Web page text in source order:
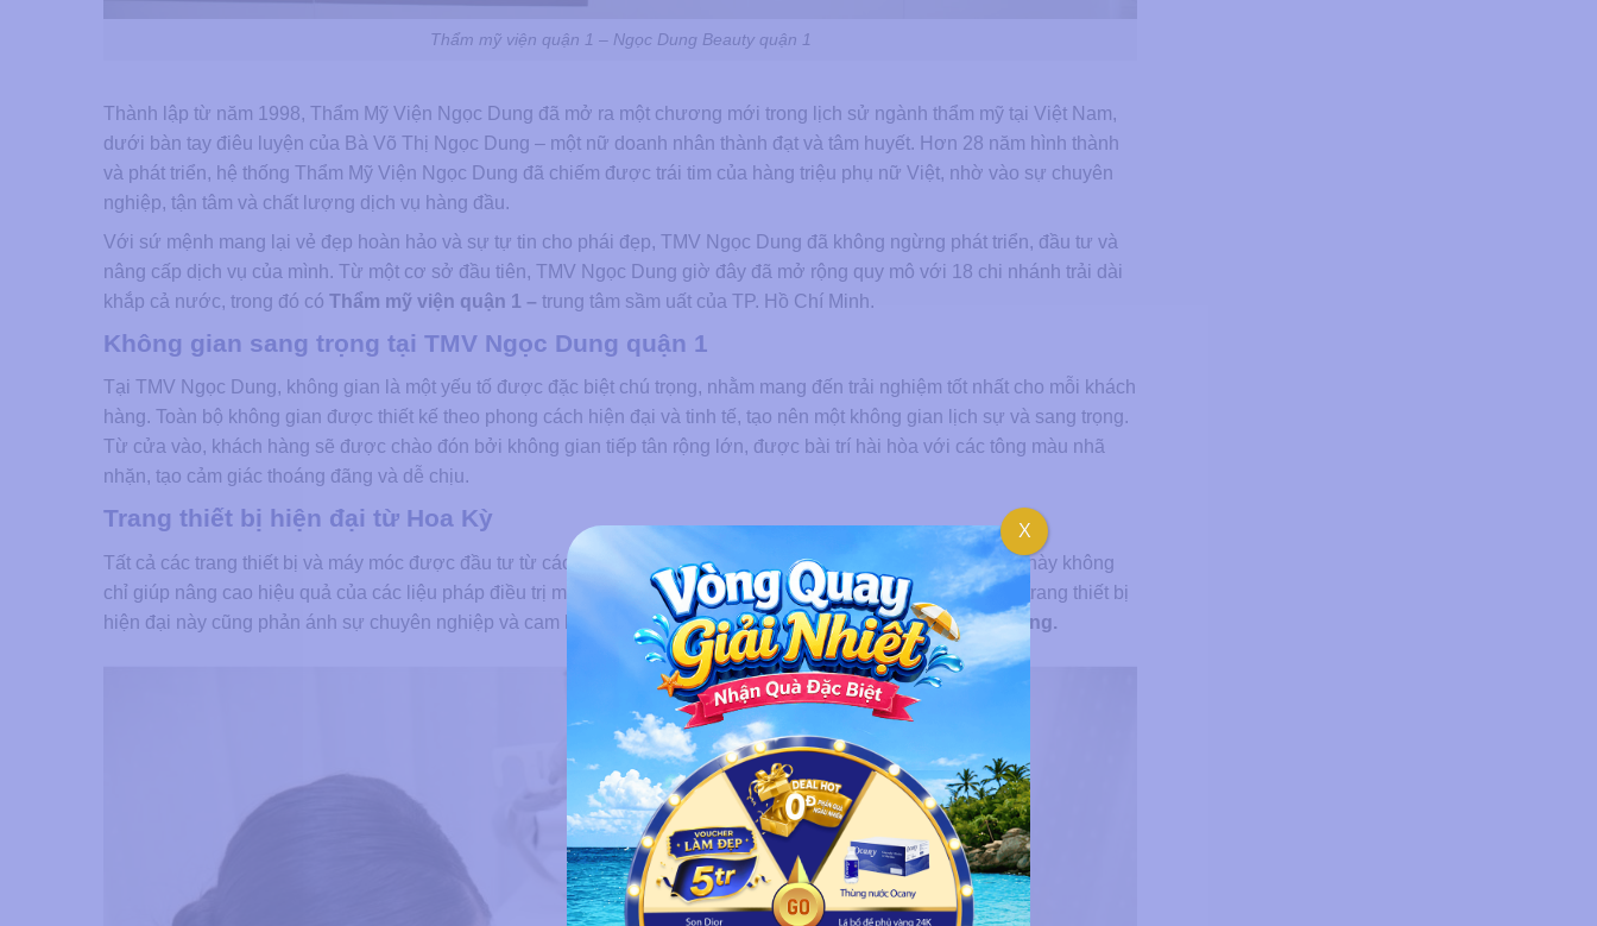
×
Thẩm mỹ viện quận 1 – Ngọc Dung Beauty quận 1
Thành lập từ năm 1998, Thẩm Mỹ Viện Ngọc Dung đã mở ra một chương mới trong lịch sử ngành thẩm mỹ tại Việt Nam,
dưới bàn tay điêu luyện của Bà Võ Thị Ngọc Dung – một nữ doanh nhân thành đạt và tâm huyết. Hơn 28 năm hình thành
và phát triển, hệ thống Thẩm Mỹ Viện Ngọc Dung đã chiếm được trái tim của hàng triệu phụ nữ Việt, nhờ vào sự chuyên
nghiệp, tận tâm và chất lượng dịch vụ hàng đầu.
Với sứ mệnh mang lại vẻ đẹp hoàn hảo và sự tự tin cho phái đẹp, TMV Ngọc Dung đã không ngừng phát triển, đầu tư và
nâng cấp dịch vụ của mình. Từ một cơ sở đầu tiên, TMV Ngọc Dung giờ đây đã mở rộng quy mô với 18 chi nhánh trải dài
khắp cả nước, trong đó có Thẩm mỹ viện quận 1 – trung tâm sầm uất của TP. Hồ Chí Minh.
Không gian sang trọng tại TMV Ngọc Dung quận 1
Tại TMV Ngọc Dung, không gian là một yếu tố được đặc biệt chú trọng, nhằm mang đến trải nghiệm tốt nhất cho mỗi khách
hàng. Toàn bộ không gian được thiết kế theo phong cách hiện đại và tinh tế, tạo nên một không gian lịch sự và sang trọng.
Từ cửa vào, khách hàng sẽ được chào đón bởi không gian tiếp tân rộng lớn, được bài trí hài hòa với các tông màu nhã
nhặn, tạo cảm giác thoáng đãng và dễ chịu.
Trang thiết bị hiện đại từ Hoa Kỳ
Tất cả các trang thiết bị và máy móc được đầu tư từ các thương hiệu uy tín độc quyền hàng đầu Hoa kỳ. Điều này không
chỉ giúp nâng cao hiệu quả của các liệu pháp điều trị mà còn đảm bảo sự an toàn tối đa cho khách hàng. Các trang thiết bị
hiện đại này cũng phản ánh sự chuyên nghiệp và cam kết về chất lượng củaThẩm mỹ viện quận 1 Ngọc Dung.
X